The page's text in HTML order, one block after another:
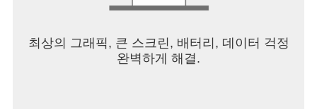
게임플레이
이야기 + 경영 게임
계속되는 도전 요소
최상의 그래픽, 큰 스크린, 배터리, 데이터 걱정
완벽하게 해결.